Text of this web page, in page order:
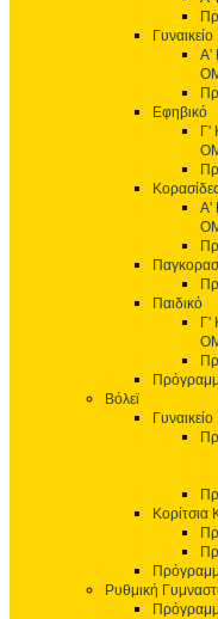
Γυναικείο
Α'
Εφηβικό
Γ'
Κορασίδες
Α'
Παιδικό
Γ'
Βόλεϊ
Γυναικείο
Κορίτσια
Ρυθμική